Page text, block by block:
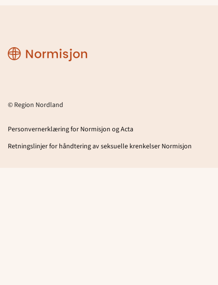
Region
Nordland
© Region Nordland
Personvernerklæring for Normisjon og Acta
Retningslinjer for håndtering av seksuelle krenkelser Normisjon